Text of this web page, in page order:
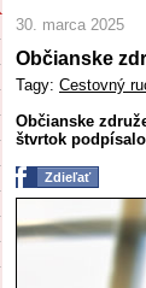
30. marca 2025
Občianske
Tagy: Cestovný
Občianske
štvrtok
Zdieľať